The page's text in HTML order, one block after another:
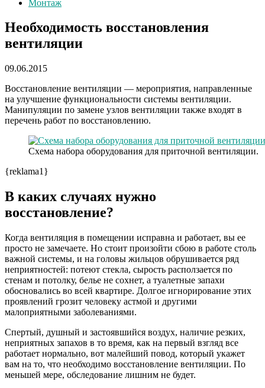
Монтаж
Необходимость восстановления
вентиляции
09.06.2015
Восстановление вентиляции — мероприятия, направленные
на улучшение функциональности системы вентиляции.
Манипуляции по замене узлов вентиляции также входят в
перечень работ по восстановлению.
Схема набора оборудования для приточной вентиляции.
{reklama1}
В каких случаях нужно
восстановление?
Когда вентиляция в помещении исправна и работает, вы ее
просто не замечаете. Но стоит произойти сбою в работе столь
важной системы, и на головы жильцов обрушивается ряд
неприятностей: потеют стекла, сырость расползается по
стенам и потолку, белье не сохнет, а туалетные запахи
обосновались во всей квартире. Долгое игнорирование этих
проявлений грозит человеку астмой и другими
малоприятными заболеваниями.
Спертый, душный и застоявшийся воздух, наличие резких,
неприятных запахов в то время, как на первый взгляд все
работает нормально, вот малейший повод, который укажет
вам на то, что необходимо восстановление вентиляции. По
меньшей мере, обследование лишним не будет.